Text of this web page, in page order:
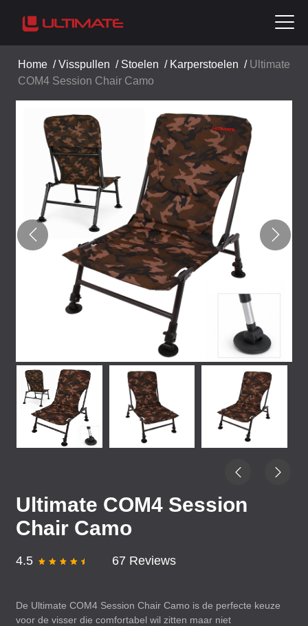
Home /Visspullen / Stoelen / Karperstoelen / Ultimate
COM4 Session Chair Camo
Ultimate COM4 Session
Chair Camo
4.5 67 Reviews
De Ultimate COM4 Session Chair Camo is de perfecte keuze
voor de visser die comfortabel wil zitten maar niet